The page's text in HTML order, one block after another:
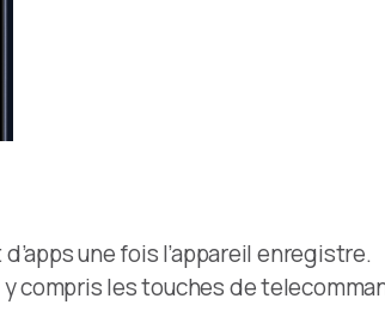
une fois l’appareil enregistre.
compris les touches de